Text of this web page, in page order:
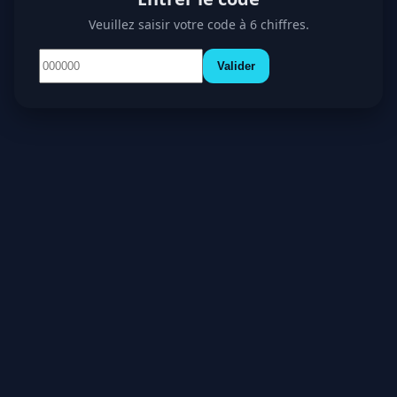
Veuillez saisir votre code à 6 chiffres.
Valider